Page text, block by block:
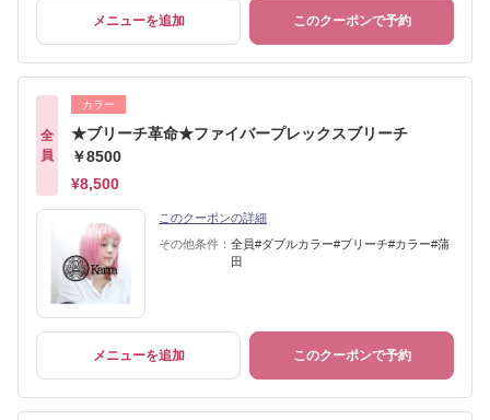
メニューを追加 このクーポンで予約
全
員
カラー
★ブリーチ革命★ファイバープレックスブリーチ
￥8500
¥8,500
このクーポンの詳細
その他条件： 全員#ダブルカラー#ブリーチ#カラー#蒲
田
メニューを追加 このクーポンで予約